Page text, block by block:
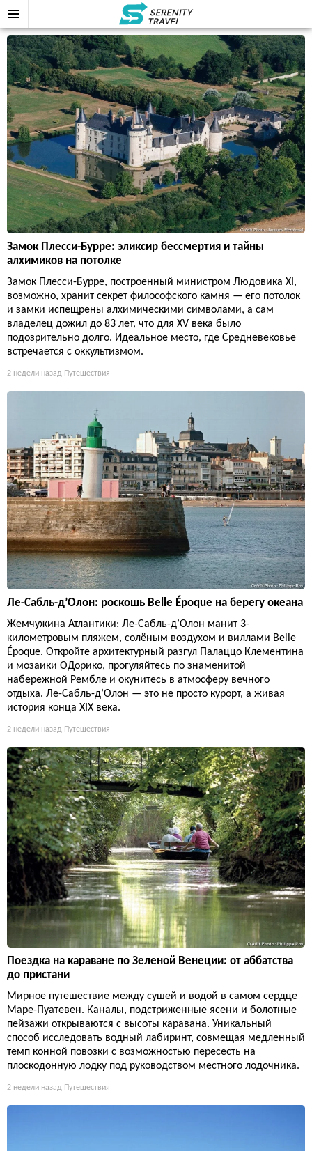
Замок Плесси-Бурре: эликсир бессмертия и тайны
алхимиков на потолке
Замок Плесси-Бурре, построенный министром Людовика XI,
возможно, хранит секрет философского камня — его потолок
и замки испещрены алхимическими символами, а сам
владелец дожил до 83 лет, что для XV века было
подозрительно долго. Идеальное место, где Средневековье
встречается с оккультизмом.
2 недели назад Путешествия
Ле-Сабль-д’Олон: роскошь Belle Époque на берегу океана
Жемчужина Атлантики: Ле-Сабль-д’Олон манит 3-
километровым пляжем, солёным воздухом и виллами Belle
Époque. Откройте архитектурный разгул Палаццо Клементина
и мозаики ОДорико, прогуляйтесь по знаменитой
набережной Рембле и окунитесь в атмосферу вечного
отдыха. Ле-Сабль-д’Олон — это не просто курорт, а живая
история конца XIX века.
2 недели назад Путешествия
Поездка на караване по Зеленой Венеции: от аббатства
до пристани
Мирное путешествие между сушей и водой в самом сердце
Маре-Пуатевен. Каналы, подстриженные ясени и болотные
пейзажи открываются с высоты каравана. Уникальный
способ исследовать водный лабиринт, совмещая медленный
темп конной повозки с возможностью пересесть на
плоскодонную лодку под руководством местного лодочника.
2 недели назад Путешествия